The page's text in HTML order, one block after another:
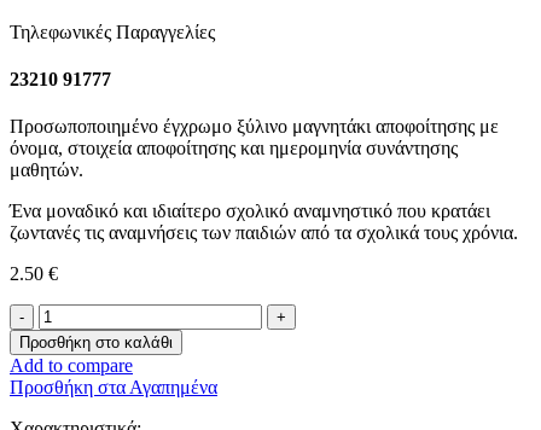
Τηλεφωνικές Παραγγελίες
23210 91777
Προσωποποιημένο έγχρωμο ξύλινο μαγνητάκι αποφοίτησης με
όνομα, στοιχεία αποφοίτησης και ημερομηνία συνάντησης
μαθητών.
Ένα μοναδικό και ιδιαίτερο σχολικό αναμνηστικό που κρατάει
ζωντανές τις αναμνήσεις των παιδιών από τα σχολικά τους χρόνια.
2.50 €
Μαγνητάκι
Αποφοίτησης
-
Reunion-
ποσότητα
Προσθήκη στο καλάθι
Add to compare
Προσθήκη στα Αγαπημένα